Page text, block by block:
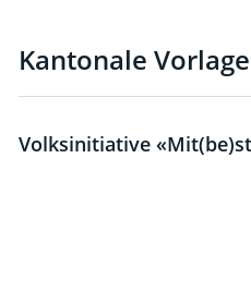
Kantonale
Volksinitiative